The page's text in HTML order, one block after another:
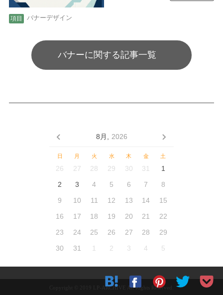
バナーデザイン
バナーに関する記事一覧
8月, 2026
日 月 火 水 木 金 土
26 27 28 29 30 31
1
2
3 4 5 6 7
8
9
10 11 12 13 14
15
16
17 18 19 20 21
22
23
24 25 26 27 28
29
30
31 1 2 3 4 5
Copyright © 2019 LP-ARCHIVE All Rights Reserved.